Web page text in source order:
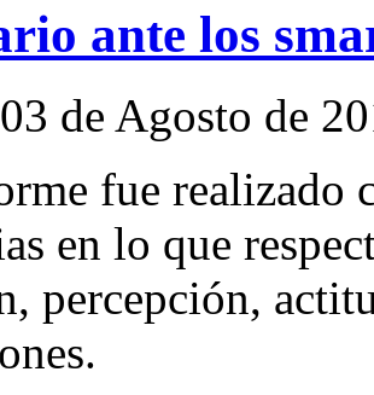
ante los
de Agosto de
fue realizado
en lo que
percepción,